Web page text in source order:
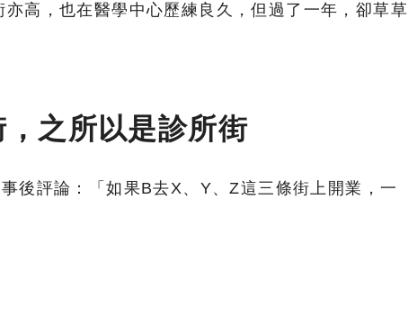
高，也在醫學中心歷練良久，但過了一年，卻草草
之所以是診所街
後評論：「如果B去X、Y、Z這三條街上開業，一